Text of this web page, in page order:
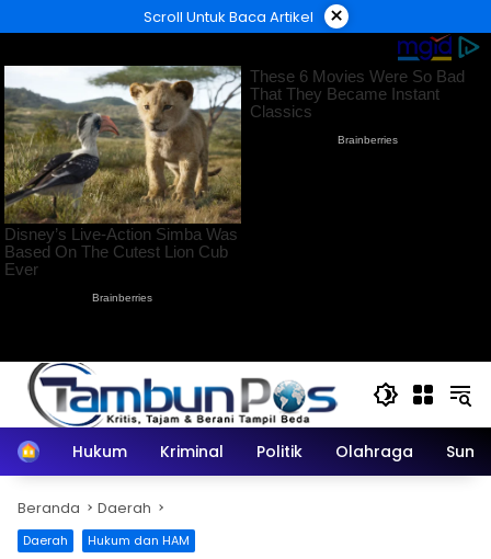
ke
Scroll Untuk Baca Artikel ×
HomeHukum Kriminal Politik Olahraga
Beranda Daerah
Daerah Hukum dan HAM